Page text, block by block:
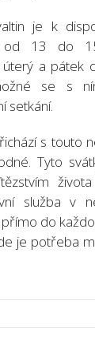
je k
od 13 do
a pátek
se s
setkání.
s touto
Tyto
služba v
do
je potřeba